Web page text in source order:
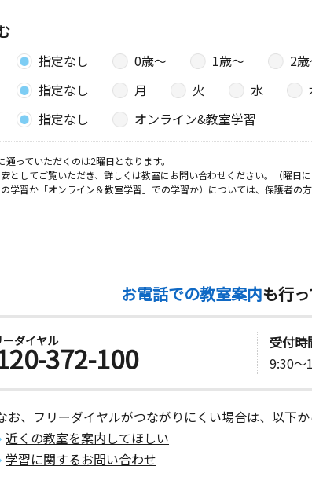
指定なし 0歳〜 1歳〜 2
指定なし 月 火 水
指定なし オンライン&教室学習
っていただくのは2曜日となります。
としてご覧いただき、詳しくは教室にお問い合わせください。（曜日
学習か「オンライン＆教室学習」での学習か）については、保護者の
お電話での教室案内も行
ーダイヤル372-100
受付時
9:30～
お、フリーダイヤルがつながりにくい場合は、以下か
近くの教室を案内してほしい
学習に関するお問い合わせ